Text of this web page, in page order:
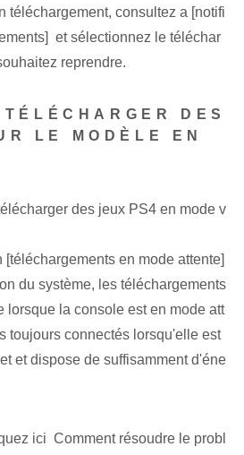
téléchargement, consultez ‌a [notifi
et sélectionnez le téléchar
reprendre.
DES
LE MODÈLE EN
des jeux PS4⁣ en mode v
[téléchargements en mode attente]
du système, les téléchargements
lorsque la console est en mode att
toujours connectés lorsqu'elle est
et dispose de suffisamment d'éne
ici Comment résoudre le probl